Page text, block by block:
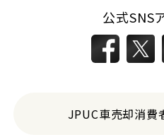
3位
トヨタ
カロ
公式SNS
JPUC車売却消費